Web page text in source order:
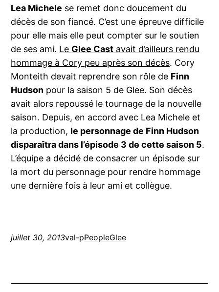
Lea Michele se remet donc doucement du
décès de son fiancé. C’est une épreuve difficile
pour elle mais elle peut compter sur le soutien
de ses ami. Le Glee Cast avait d’ailleurs rendu
hommage à Cory peu après son décès. Cory
Monteith devait reprendre son rôle de Finn
Hudson pour la saison 5 de Glee. Son décès
avait alors repoussé le tournage de la nouvelle
saison. Depuis, en accord avec Lea Michele et
la production, le personnage de Finn Hudson
disparaîtra dans l’épisode 3 de cette saison 5.
L’équipe a décidé de consacrer un épisode sur
la mort du personnage pour rendre hommage
une dernière fois à leur ami et collègue.
juillet 30, 2013val-pPeopleGlee